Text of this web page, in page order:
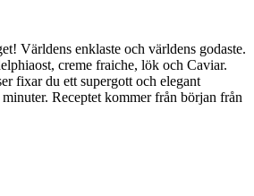
Världens enklaste och världens godaste.
creme fraiche, lök och Caviar.
fixar du ett supergott och elegant
Receptet kommer från början från